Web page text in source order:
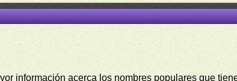
información acerca los nombres populares que